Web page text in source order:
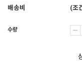
배송비
(조
수량